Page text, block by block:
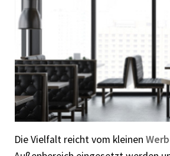
Die Vielfalt reicht vom kleinen